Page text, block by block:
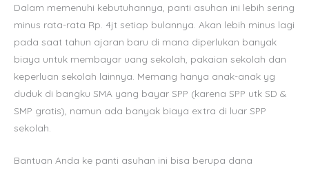
Dalam memenuhi kebutuhannya, panti asuhan ini lebih sering
minus rata-rata Rp. 4jt setiap bulannya. Akan lebih minus lagi
pada saat tahun ajaran baru di mana diperlukan banyak
biaya untuk membayar uang sekolah, pakaian sekolah dan
keperluan sekolah lainnya. Memang hanya anak-anak yg
duduk di bangku SMA yang bayar SPP (karena SPP utk SD &
SMP gratis), namun ada banyak biaya extra di luar SPP
sekolah.
Bantuan Anda ke panti asuhan ini bisa berupa dana